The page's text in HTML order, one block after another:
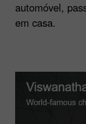
automóvel,
em casa.